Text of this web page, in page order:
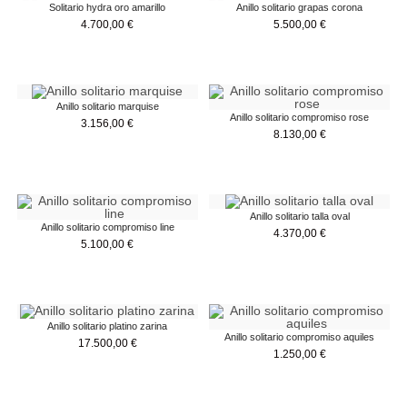
Solitario hydra oro amarillo
4.700,00€
Anillo solitario grapas corona
5.500,00 €
Anillo solitario marquise
3.156,00€
Anillo solitario compromiso rose
8.130,00 €
Anillo solitario compromiso line
5.100,00€
Anillo solitario talla oval
4.370,00 €
Anillo solitario platino zarina
17.500,00 €
Anillo solitario compromiso aquiles
1.250,00 €